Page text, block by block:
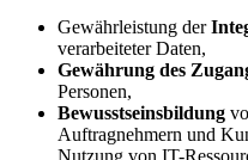
Gewährleistung der
verarbeiteter Daten,
Gewährung des
Personen,
Bewusstseinsbildung
Auftragnehmern und
Nutzung von IT-